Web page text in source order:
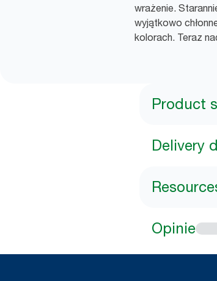
wrażenie.
wyjątkowo
kolorach. Teraz
Product
Delivery
Opinie